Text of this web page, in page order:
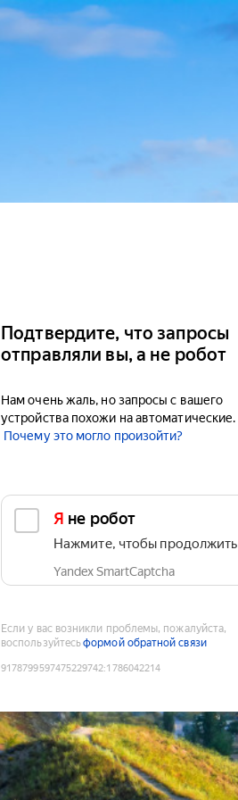
Подтвердите, что запросы
отправляли вы, а не робот
Нам очень жаль, но запросы с вашего
устройства похожи на автоматические.
Почему это могло произойти?
Я не робот
Нажмите, чтобы продолжить
Yandex SmartCaptcha
Если у вас возникли проблемы, пожалуйста,
воспользуйтесьформой обратной связи
9178799597475229742:1786042214